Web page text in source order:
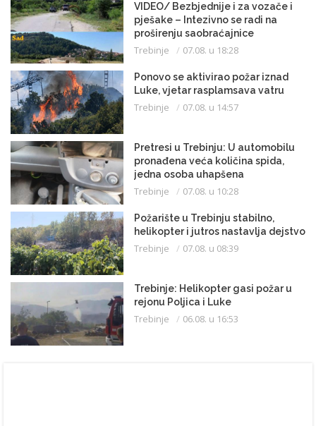
VIDEO/ Bezbjednije i za vozače i
pješake – Intezivno se radi na
proširenju saobraćajnice
Trebinje 07.08. u 18:28
Ponovo se aktivirao požar iznad
Luke, vjetar rasplamsava vatru
Trebinje 07.08. u 14:57
Pretresi u Trebinju: U automobilu
pronađena veća količina spida,
jedna osoba uhapšena
Trebinje 07.08. u 10:28
Požarište u Trebinju stabilno,
helikopter i jutros nastavlja dejstvo
Trebinje 07.08. u 08:39
Trebinje: Helikopter gasi požar u
rejonu Poljica i Luke
Trebinje 06.08. u 16:53